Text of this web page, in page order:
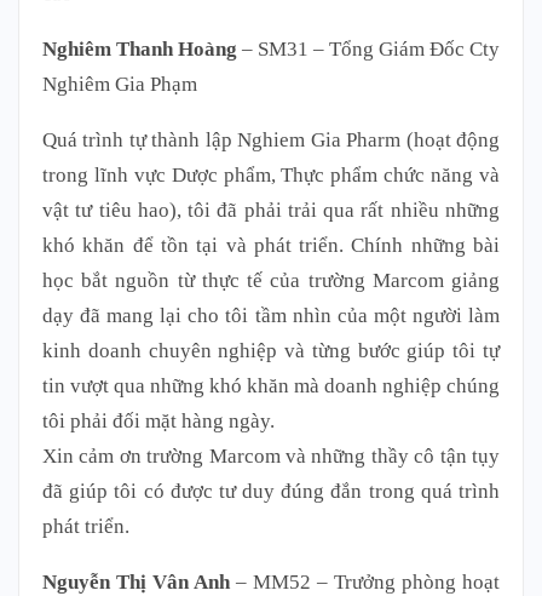
Nghiêm Thanh Hoàng – SM31 – Tổng Giám Đốc Cty
Nghiêm Gia Phạm
Quá trình tự thành lập Nghiem Gia Pharm (hoạt động
trong lĩnh vực Dược phẩm, Thực phẩm chức năng và
vật tư tiêu hao), tôi đã phải trải qua rất nhiều những
khó khăn để tồn tại và phát triển. Chính những bài
học bắt nguồn từ thực tế của trường Marcom giảng
dạy đã mang lại cho tôi tầm nhìn của một người làm
kinh doanh chuyên nghiệp và từng bước giúp tôi tự
tin vượt qua những khó khăn mà doanh nghiệp chúng
tôi phải đối mặt hàng ngày.
Xin cảm ơn trường Marcom và những thầy cô tận tụy
đã giúp tôi có được tư duy đúng đắn trong quá trình
phát triển.
Nguyễn Thị Vân Anh – MM52 – Trưởng phòng hoạt